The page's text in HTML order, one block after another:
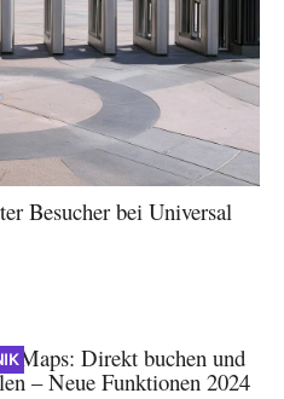
Besucher bei Universal
Maps: Direkt buchen und
– Neue Funktionen 2024